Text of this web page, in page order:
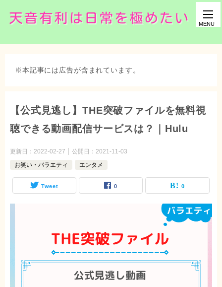
※本記事には広告が含まれています。
【公式見逃し】THE突破ファイルを無料視
聴できる動画配信サービスは？｜Hulu
更新日： 2022-02-27 公開日： 2021-11-03
お笑い・バラエティ
エンタメ
Tweet 0 0